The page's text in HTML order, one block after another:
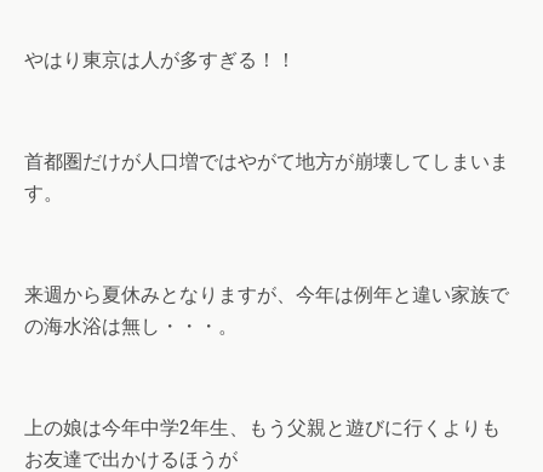
やはり東京は人が多すぎる！！
首都圏だけが人口増ではやがて地方が崩壊してしまいま
す。
来週から夏休みとなりますが、今年は例年と違い家族で
の海水浴は無し・・・。
上の娘は今年中学2年生、もう父親と遊びに行くよりも
お友達で出かけるほうが